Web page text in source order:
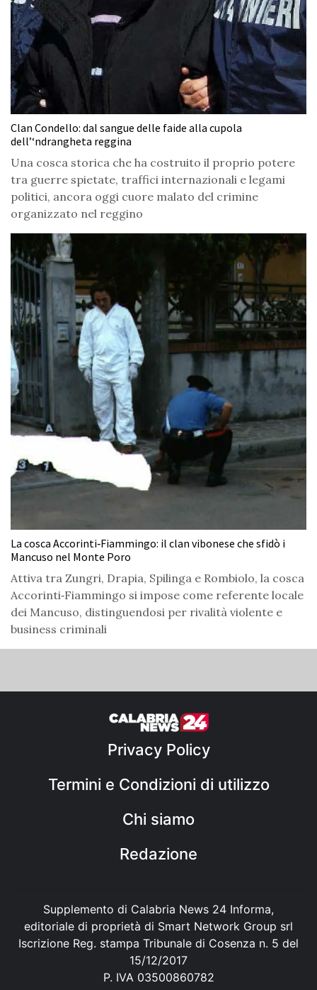
Clan Condello: dal sangue delle faide alla cupola
dell’‘ndrangheta reggina
Una cosca storica che ha costruito il proprio potere
tra guerre spietate, traffici internazionali e legami
politici, ancora oggi cuore malato del crimine
organizzato nel reggino
La cosca Accorinti‑Fiammingo: il clan vibonese che sfidò i
Mancuso nel Monte Poro
Attiva tra Zungri, Drapia, Spilinga e Rombiolo, la cosca
Accorinti‑Fiammingo si impose come referente locale
dei Mancuso, distinguendosi per rivalità violente e
business criminali
Privacy Policy
Termini e Condizioni di utilizzo
Chi siamo
Redazione
Supplemento di Calabria News 24 Informa,
editoriale di proprietà di Smart Network Group srl
Iscrizione Reg. stampa Tribunale di Cosenza n. 5 del
15/12/2017
P. IVA 03500860782